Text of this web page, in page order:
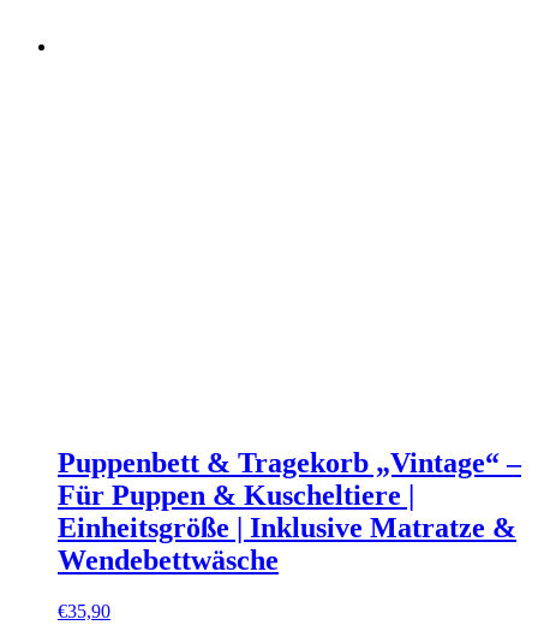
Puppenbett & Tragekorb „Vintage“ –
Für Puppen & Kuscheltiere |
Einheitsgröße | Inklusive Matratze &
Wendebettwäsche
€35,90